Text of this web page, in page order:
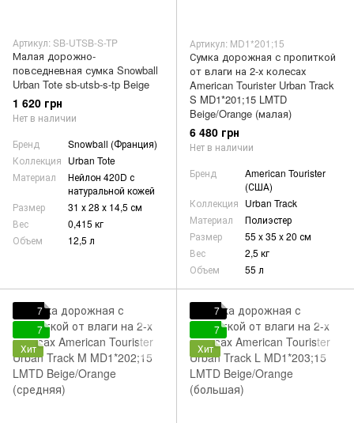
Артикул: SB-UTSB-S-TP
Малая дорожно-
повседневная сумка Snowball
Urban Tote sb-utsb-s-tp Beige
1 620 грн
Нет в наличии
Бренд
Snowball (Франция)
Коллекция Urban Tote
Материал
Нейлон 420D с
натуральной кожей
Размер
31 х 28 х 14,5 см
Вес
0,415 кг
Объем
12,5 л
Артикул: MD1*201;15
Сумка дорожная с пропиткой
от влаги на 2-х колесах
American Tourister Urban Track
S MD1*201;15 LMTD
Beige/Orange (малая)
6 480 грн
Нет в наличии
Бренд
American Tourister
(США)
Коллекция Urban Track
Материал
Полиэстер
Размер
55 x 35 x 20 см
Вес
2,5 кг
Объем
55 л
7
7
Хит
7
7
Хит